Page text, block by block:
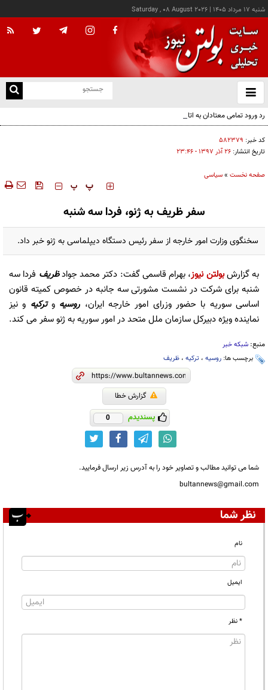
شنبه ۱۷ مرداد ۱۴۰۵ |
Saturday , 08 August 2026
باز
و
رد ورود تمامی معتادان به اتاق‌های مدیریت مصرف؛ شرایط خاص پذیرش
کد خبر: ۵۸۲۳۷۹
تاریخ انتشار: ۲۶ آذر ۱۳۹۷ - ۲۳:۴۶
صفحه نخست »سیاسی
‍‍‍ پ پ
سفر ظریف به ژنو، فردا سه شنبه
سخنگوی وزارت امور خارجه از سفر رئیس دستگاه دیپلماسی به ژنو خبر داد.
به گزارشبولتن نیوز، بهرام قاسمی گفت: دکتر محمد جوادظریف فردا سه
شنبه برای شرکت در نشست مشورتی سه جانبه در خصوص کمیته قانون
اساسی سوریه با حضور وزرای امور خارجه ایران، روسیه وترکیه و نیز
نماینده ویژه دبیرکل سازمان ملل متحد در امور سوریه به ژنو سفر می کند.
منبع: شبکه خبر
برچسب ها: روسیه ، ترکیه ، ظریف
گزارش خطا
پسندیدم 0
شما می توانید مطالب و تصاویر خود را به آدرس زیر ارسال فرمایید.
bultannews@gmail.com
نظر شما
نام
ایمیل
* نظر